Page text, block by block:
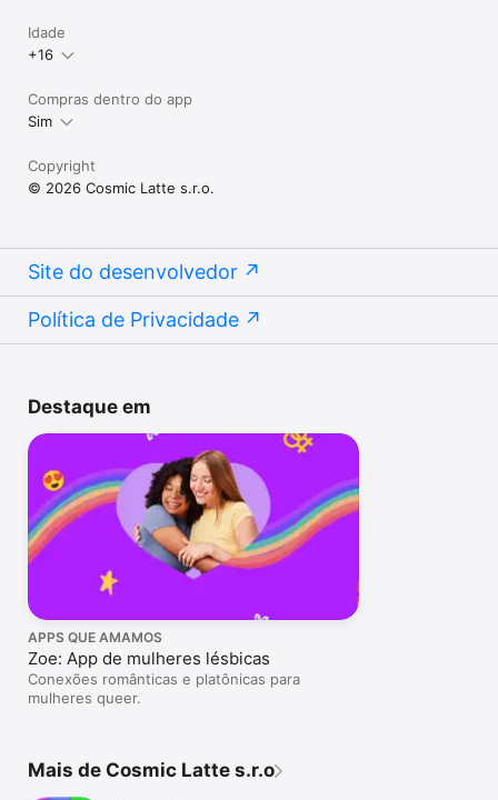
Idade
+16
Compras dentro do app
Sim
Copyright
© 2026 Cosmic Latte s.r.o.
Site do desenvolvedor
Política de Privacidade
Destaque em
APPS QUE AMAMOS
Zoe: App de mulheres lésbicas
Conexões românticas e platônicas para
mulheres queer.
Mais de Cosmic Latte s.r.o